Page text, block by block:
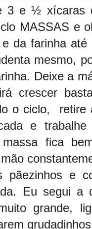
3 e ½ xícaras
MASSAS e
da farinha
mesmo,
Deixe a
crescer
o ciclo, retire
e
fica
pãezinhos e
Eu segui a
grande,